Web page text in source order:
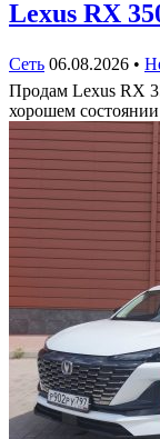
Lexus RX
Сеть 06.08.2026 •
Продам Lexus RX
хорошем